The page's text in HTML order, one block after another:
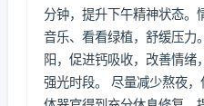
分钟，提升下午精神状态。
音乐、看看绿植，舒缓压力
阳，促进钙吸收，改善情
强光时段。 尽量减少熬夜